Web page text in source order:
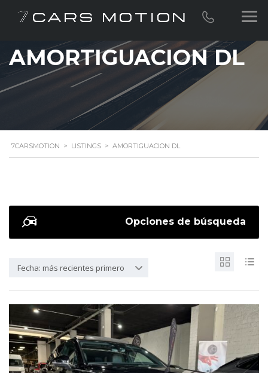
AMORTIGUACION DL
7CARSMOTION > LISTINGS > AMORTIGUACION DL
Opciones de búsqueda
Fecha: más recientes primero